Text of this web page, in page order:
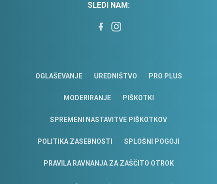
SLEDI NAM:
OGLAŠEVANJE UREDNIŠTVO PRO PLUS
MODERIRANJE PIŠKOTKI
SPREMENI NASTAVITVE PIŠKOTKOV
POLITIKA ZASEBNOSTI SPLOŠNI POGOJI
PRAVILA RAVNANJA ZA ZAŠČITO OTROK